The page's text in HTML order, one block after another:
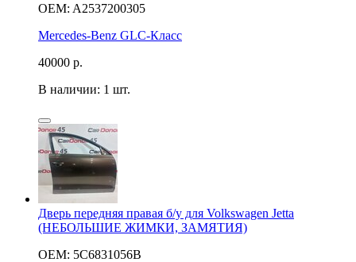
OEM: A2537200305
Mercedes-Benz GLC-Класс
40000 р.
В наличии: 1 шт.
Дверь передняя правая б/у для Volkswagen Jetta
(НЕБОЛЬШИЕ ЖИМКИ, ЗАМЯТИЯ)
OEM: 5C6831056B